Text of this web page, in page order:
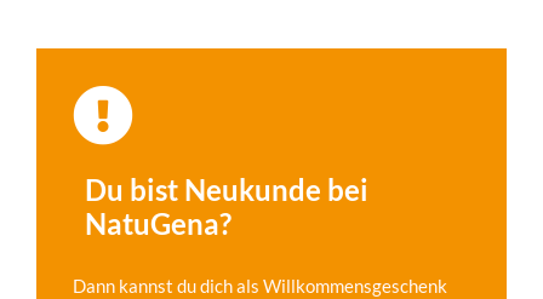
Du bist Neukunde bei
NatuGena?
Dann kannst du dich als Willkommensgeschenk